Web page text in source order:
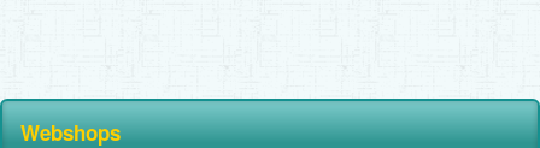
Webshops